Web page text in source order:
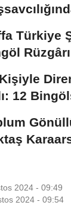
Türkiye
12
2024 - 09:49
2024 - 09:54